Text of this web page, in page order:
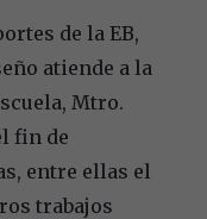
de la EB,
atiende a la
Mtro.
fin de
entre ellas el
trabajos